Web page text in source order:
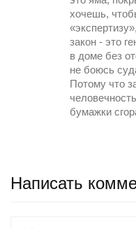
хочешь,
закон - это
в доме без
не боюсь
Потому что
бумажки
Написать